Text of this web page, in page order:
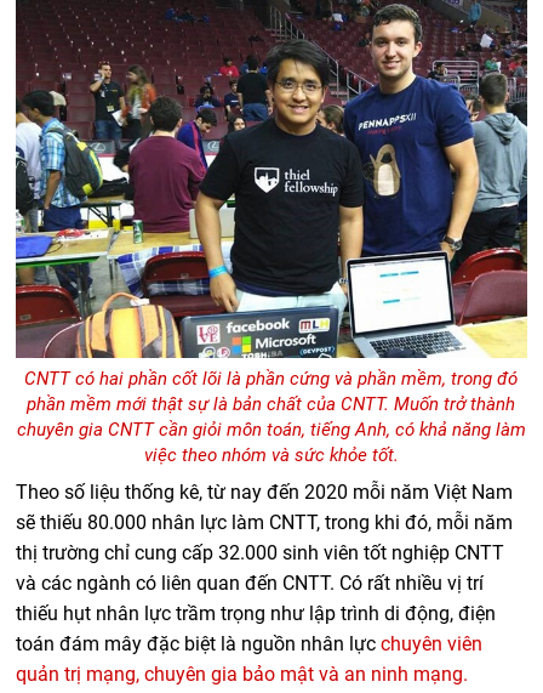
CNTT có hai phần cốt lõi là phần cứng và phần mềm, trong đó
phần mềm mới thật sự là bản chất của CNTT. Muốn trở thành
chuyên gia CNTT cần giỏi môn toán, tiếng Anh, có khả năng làm
việc theo nhóm và sức khỏe tốt.
Theo số liệu thống kê, từ nay đến 2020 mỗi năm Việt Nam
sẽ thiếu 80.000 nhân lực làm CNTT, trong khi đó, mỗi năm
thị trường chỉ cung cấp 32.000 sinh viên tốt nghiệp CNTT
và các ngành có liên quan đến CNTT. Có rất nhiều vị trí
thiếu hụt nhân lực trầm trọng như lập trình di động, điện
toán đám mây đặc biệt là nguồn nhân lực chuyên viên
quản trị mạng, chuyên gia bảo mật và an ninh mạng.